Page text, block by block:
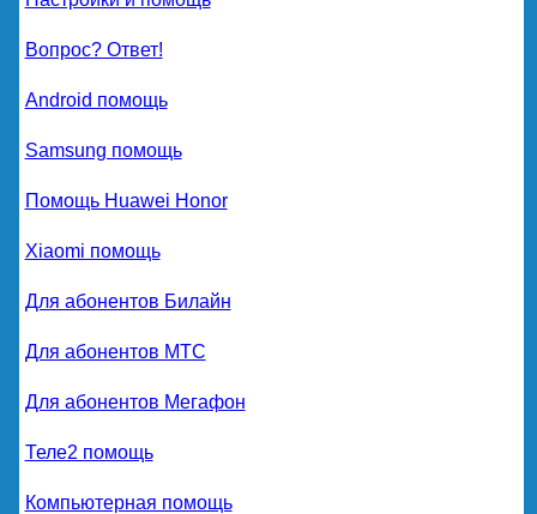
Вопрос? Ответ!
Android помощь
Samsung помощь
Помощь Huawei Honor
Xiaomi помощь
Для абонентов Билайн
Для абонентов МТС
Для абонентов Мегафон
Теле2 помощь
Компьютерная помощь